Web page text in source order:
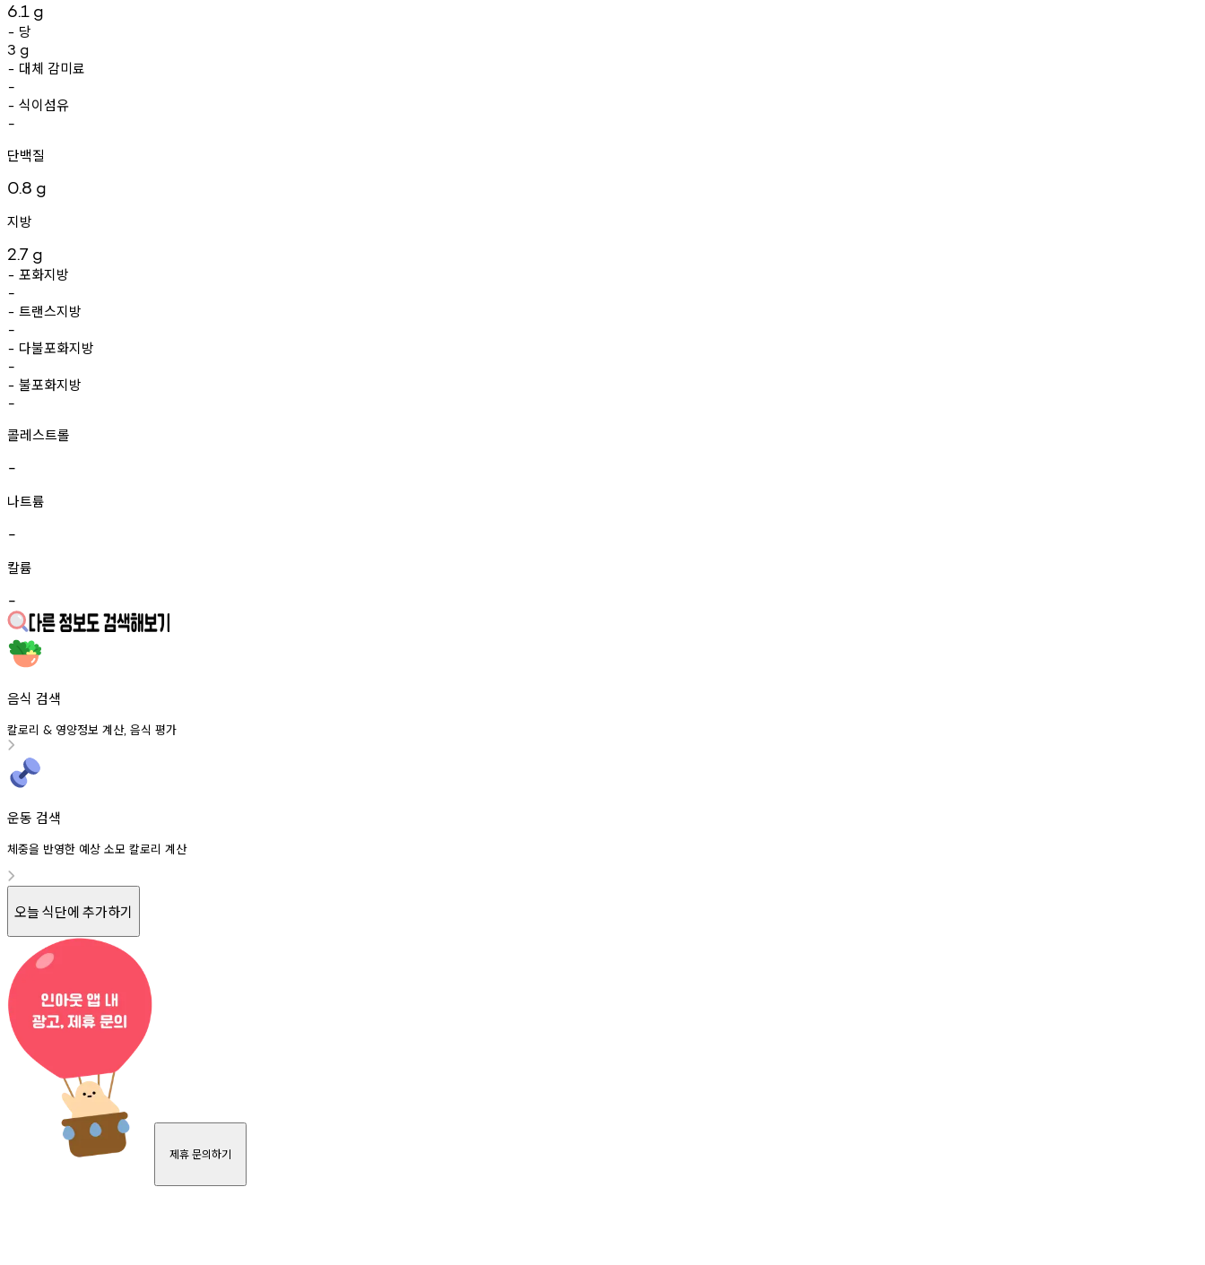
6.1 g
- 당
3 g
- 대체 감미료
-
- 식이섬유
-
단백질
0.8 g
지방
2.7 g
- 포화지방
-
- 트랜스지방
-
- 다불포화지방
-
- 불포화지방
-
콜레스트롤
-
나트륨
-
칼륨
-
음식 검색
칼로리 & 영양정보 계산, 음식 평가
운동 검색
체중을 반영한 예상 소모 칼로리 계산
오늘 식단에 추가하기
제휴 문의하기